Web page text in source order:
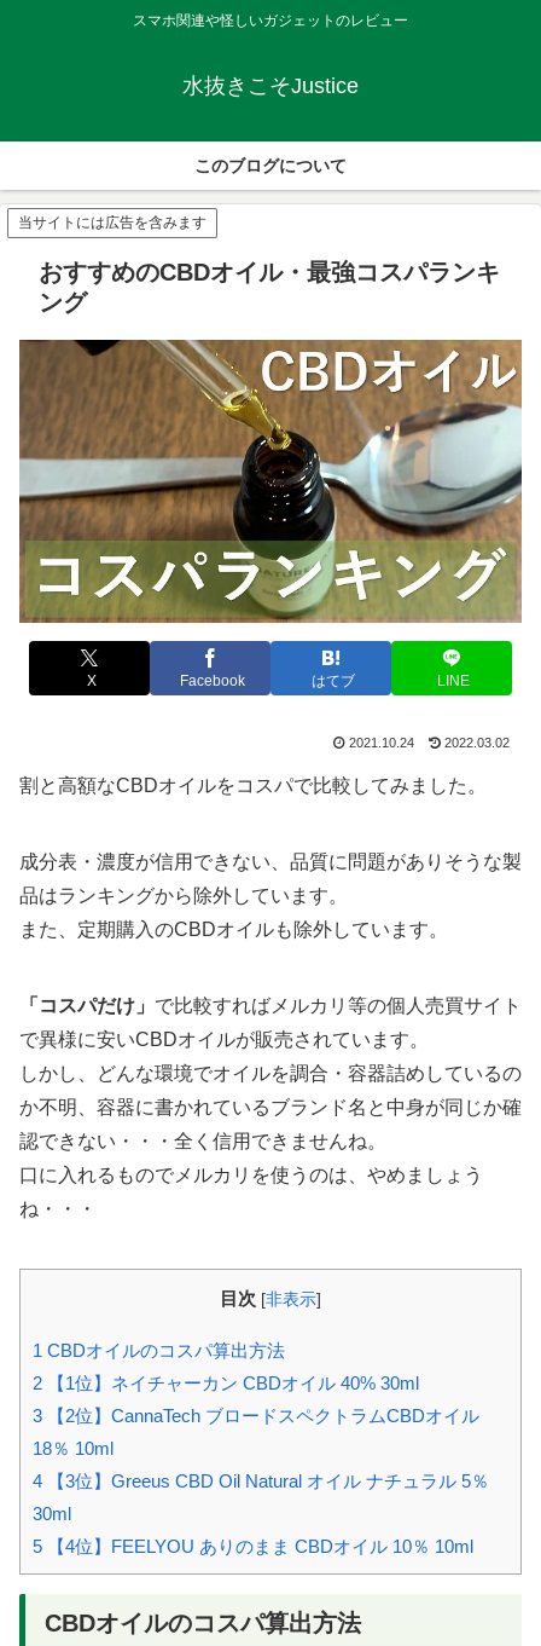
スマホ関連や怪しいガジェットのレビュー
水抜きこそJustice
このブログについて
当サイトには広告を含みます
おすすめのCBDオイル・最強コスパランキ
ング
X Facebook はてブ LINE
2021.10.24 2022.03.02
割と高額なCBDオイルをコスパで比較してみました。
成分表・濃度が信用できない、品質に問題がありそうな製
品はランキングから除外しています。
また、定期購入のCBDオイルも除外しています。
「コスパだけ」 で比較すればメルカリ等の個人売買サイト
で異様に安いCBDオイルが販売されています。
しかし、どんな環境でオイルを調合・容器詰めしているの
か不明、容器に書かれているブランド名と中身が同じか確
認できない・・・全く信用できませんね。
口に入れるものでメルカリを使うのは、やめましょう
ね・・・
目次 [非表示]
1 CBDオイルのコスパ算出方法
2 【1位】ネイチャーカン CBDオイル 40% 30ml
3 【2位】CannaTech ブロードスペクトラムCBDオイル
18％ 10ml
4 【3位】Greeus CBD Oil Natural オイル ナチュラル 5％
30ml
5 【4位】FEELYOU ありのまま CBDオイル 10％ 10ml
CBDオイルのコスパ算出方法